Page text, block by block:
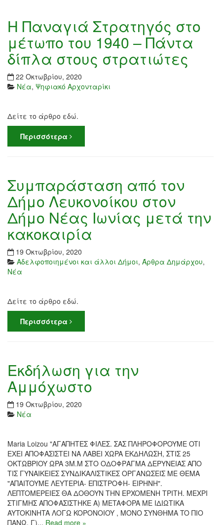
Η Παναγιά Στρατηγός στο
μέτωπο του 1940 – Πάντα
δίπλα στους στρατιώτες
22 Οκτωβρίου, 2020
Νέα, Ψηφιακό Αρχονταρίκι
Δείτε το άρθρο εδώ.
Περισσότερα
Συμπαράσταση από τον
Δήμο Λευκονοίκου στον
Δήμο Νέας Ιωνίας μετά την
κακοκαιρία
19 Οκτωβρίου, 2020
Αδελφοποιημένοι και άλλοι Δήμοι, Άρθρα Δημάρχου,
Νέα
Δείτε το άρθρο εδώ.
Περισσότερα
Εκδήλωση για την
Αμμόχωστο
19 Οκτωβρίου, 2020
Νέα
Maria Loizou "AΓAΠHTEΣ ΦIΛEΣ. ΣAΣ ΠΛHPOΦOPOYME OTI
EXEI AΠOΦAΣIΣTEI NA ΛABEI XΩPA EKΔHΛΩΣH, ΣTIΣ 25
OKTΩBPIOY ΩPA 3M.M ΣTΟ ΟΔΟΦΡΑΓΜΑ ΔΕΡΥΝΕΙΑΣ AΠO
TIΣ ΓYNAIKEIEΣ ΣYNΔIKAΛIΣTIKEΣ OPΓANΩΣEIΣ ME ΘEMA
"AΠAITOYME ΛEYTEPIA- EΠIΣTPOΦH- EIPHNH".
ΛEΠTOMEPEIEΣ ΘA ΔOΘOYN THN EPXOMENH TPITH. MEXPI
ΣTIΓMHΣ AΠOΦAΣIΣTHKE A) METAΦOPA ME IΔIΩTIKA
AYTOKINHTA ΛOΓΩ KOPONOIOY , MONO ΣYNΘHMA TO ΠIO
ΠANΩ, Γ)... Read more »